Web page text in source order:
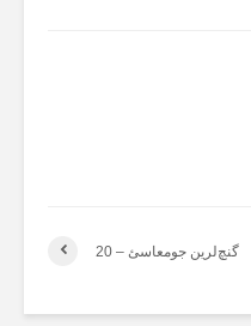
گنچ‌لرین جومعاسئ – 20